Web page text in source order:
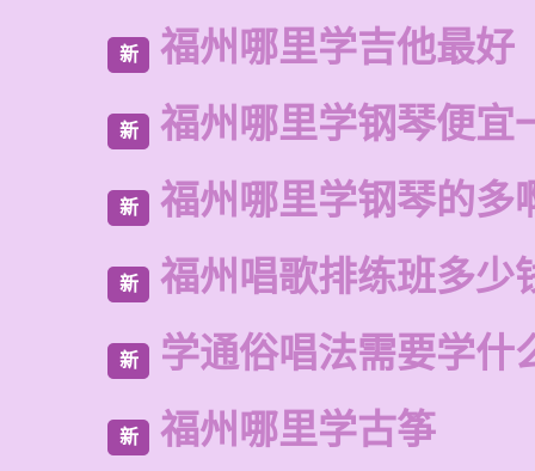
新 福州哪里学吉他最好
新 福州哪里学钢琴便宜
新 福州哪里学钢琴的多
新 福州唱歌排练班多少
新 学通俗唱法需要学什
新 福州哪里学古筝